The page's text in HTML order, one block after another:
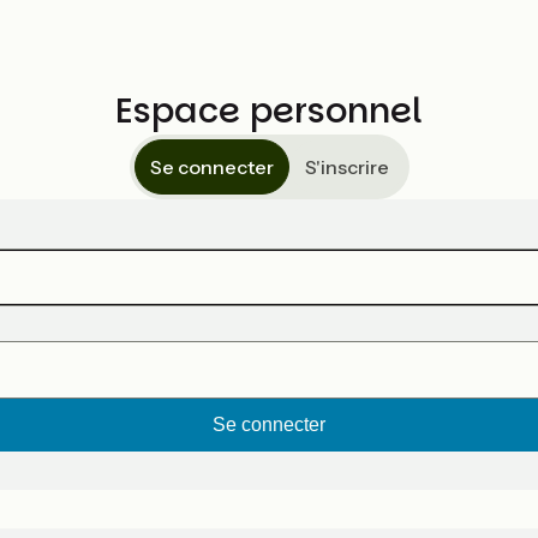
Espace personnel
Se connecter S'inscrire